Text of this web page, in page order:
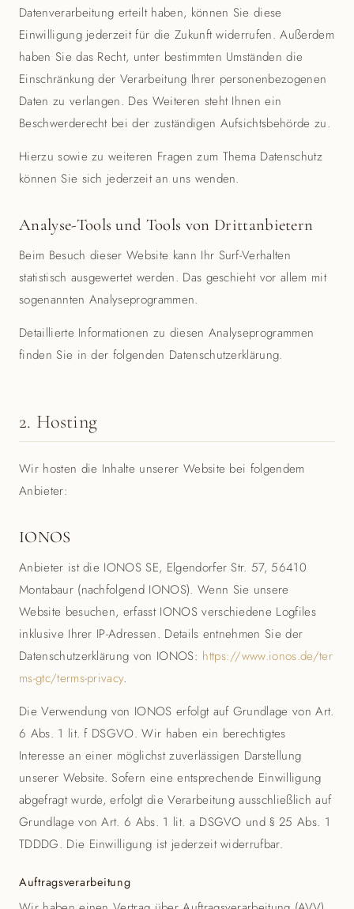
Datenverarbeitung erteilt haben, können Sie diese
Einwilligung jederzeit für die Zukunft widerrufen. Außerdem
haben Sie das Recht, unter bestimmten Umständen die
Einschränkung der Verarbeitung Ihrer personenbezogenen
Daten zu verlangen. Des Weiteren steht Ihnen ein
Beschwerderecht bei der zuständigen Aufsichtsbehörde zu.
Hierzu sowie zu weiteren Fragen zum Thema Datenschutz
können Sie sich jederzeit an uns wenden.
Analyse-Tools und Tools von Drittanbietern
Beim Besuch dieser Website kann Ihr Surf-Verhalten
statistisch ausgewertet werden. Das geschieht vor allem mit
sogenannten Analyseprogrammen.
Detaillierte Informationen zu diesen Analyseprogrammen
finden Sie in der folgenden Datenschutzerklärung.
2. Hosting
Wir hosten die Inhalte unserer Website bei folgendem
Anbieter:
IONOS
Anbieter ist die IONOS SE, Elgendorfer Str. 57, 56410
Montabaur (nachfolgend IONOS). Wenn Sie unsere
Website besuchen, erfasst IONOS verschiedene Logfiles
inklusive Ihrer IP-Adressen. Details entnehmen Sie der
Datenschutzerklärung von IONOS: https://www.ionos.de/ter
ms-gtc/terms-privacy.
Die Verwendung von IONOS erfolgt auf Grundlage von Art.
6 Abs. 1 lit. f DSGVO. Wir haben ein berechtigtes
Interesse an einer möglichst zuverlässigen Darstellung
unserer Website. Sofern eine entsprechende Einwilligung
abgefragt wurde, erfolgt die Verarbeitung ausschließlich auf
Grundlage von Art. 6 Abs. 1 lit. a DSGVO und § 25 Abs. 1
TDDDG. Die Einwilligung ist jederzeit widerrufbar.
Auftragsverarbeitung